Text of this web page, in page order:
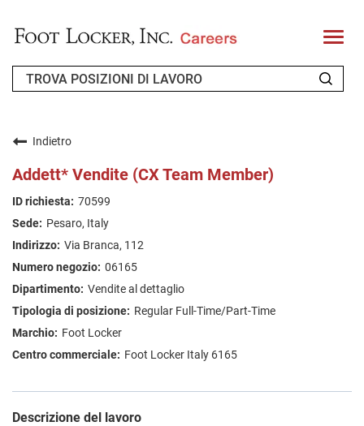
T
o
l
FAQ
CERCA LAVORO
Indietro
Addett* Vendite (CX Team Member)
70599
Pesaro, Italy
Via Branca, 112
06165
Vendite al dettaglio
Regular Full-Time/Part-Time
Foot Locker
Foot Locker Italy 6165
Descrizione del lavoro